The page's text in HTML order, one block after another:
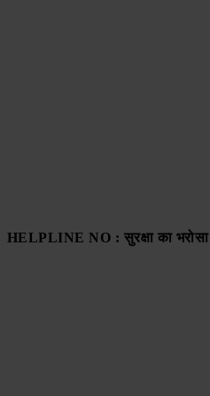
HELPLINE NO : सुरक्षा का भरोसा